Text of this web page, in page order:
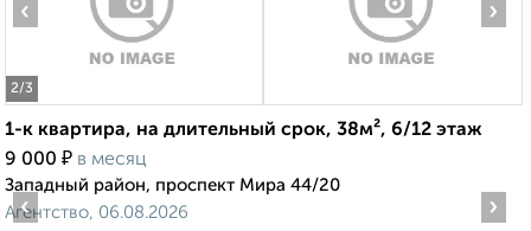
2/3
‹ ›
1-к квартира, на длительный срок, 38м², 6/12 этаж
9 000 ₽ в месяц
Западный район, проспект Мира 44/20
Агентство, 06.08.2026
‹ ›